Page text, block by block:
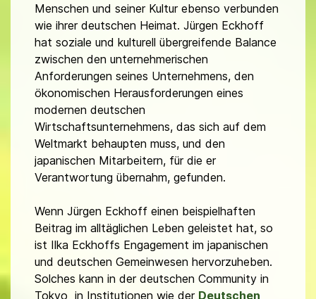
Menschen und seiner Kultur ebenso verbunden
wie ihrer deutschen Heimat. Jürgen Eckhoff
hat soziale und kulturell übergreifende Balance
zwischen den unternehmerischen
Anforderungen seines Unternehmens, den
ökonomischen Herausforderungen eines
modernen deutschen
Wirtschaftsunternehmens, das sich auf dem
Weltmarkt behaupten muss, und den
japanischen Mitarbeitern, für die er
Verantwortung übernahm, gefunden.
Wenn Jürgen Eckhoff einen beispielhaften
Beitrag im alltäglichen Leben geleistet hat, so
ist Ilka Eckhoffs Engagement im japanischen
und deutschen Gemeinwesen hervorzuheben.
Solches kann in der deutschen Community in
Tokyo in Institutionen wie der Deutschen